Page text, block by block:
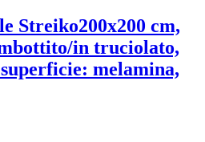
Streiko200x200 cm,
in truciolato,
melamina,